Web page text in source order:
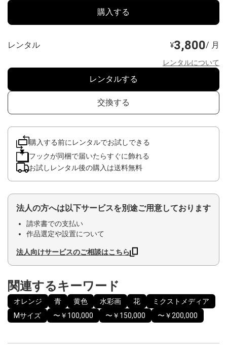
購入する
レンタル ¥3,800/ 月
レンタルについて
レンタルする
交換する
購入する前にレンタルでお試しできる
フックが同梱で届いたらすぐに飾れる
お試しレンタル後の購入は送料無料
法人の方へは以下サービスを別途ご用意しております
請求書での支払い
作品選定や設置について
法人向けサービスのご相談はこちら
関連するキーワード
オレンジ 青 黄色 水彩画 花
ミクストメディア
Mサイズ
〜￥100,000 〜￥150,000 〜￥200,000